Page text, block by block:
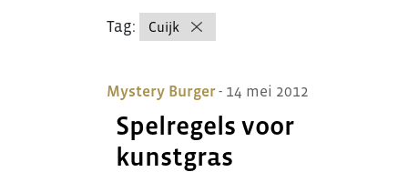
Tag: Cuijk
Mystery Burger- 14 mei 2012
Spelregels voor
kunstgras